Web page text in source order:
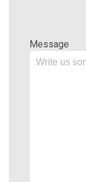
Message